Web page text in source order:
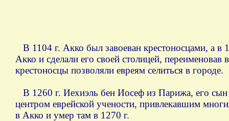
В 1104 г. Акко был завоеван крестоносцами, а
Акко и сделали его своей столицей,
крестоносцы позволяли евреям селиться в городе.
В 1260 г. Иехиэль бен Иосеф из Парижа, его сын
центром еврейской учености, привлекавшим
в Акко и умер там в 1270 г.